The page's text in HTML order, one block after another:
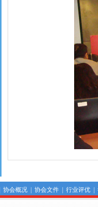
协会概况| 协会文件| 行业评优|